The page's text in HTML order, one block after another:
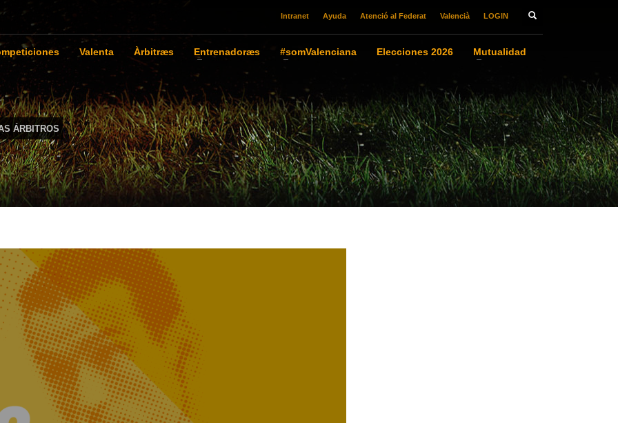
Intranet Ayuda Atenció al Federat Valencià LOGIN
Valenta Àrbitræs Entrenadoræs #somValenciana Elecciones 2026 Mutualidad
ÁRBITROS